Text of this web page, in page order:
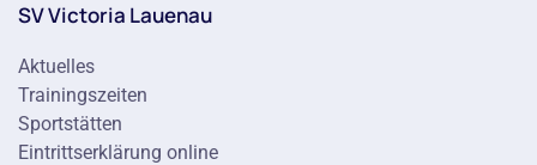
SV Victoria Lauenau
Aktuelles
Trainingszeiten
Sportstätten
Eintrittserklärung online